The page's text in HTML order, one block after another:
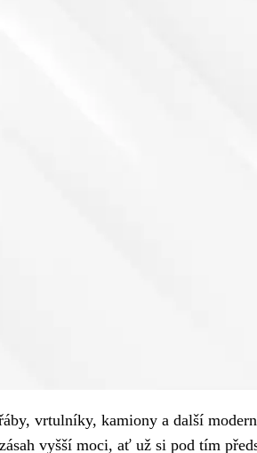
vrtulníky, kamiony a další
vyšší moci, ať už si pod tím